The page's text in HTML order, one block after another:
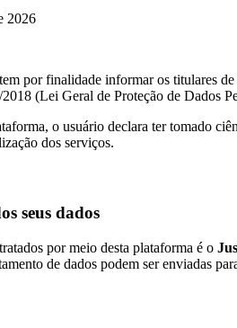
2026
por finalidade informar os titulares
(Lei Geral de Proteção de Dados
o usuário declara ter tomado
dos serviços.
seus dados
por meio desta plataforma é o
de dados podem ser enviadas